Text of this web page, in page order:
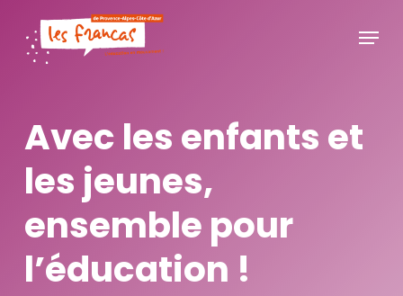
main
content
Menu
Avec les enfants et
les jeunes,
ensemble pour
l’éducation !